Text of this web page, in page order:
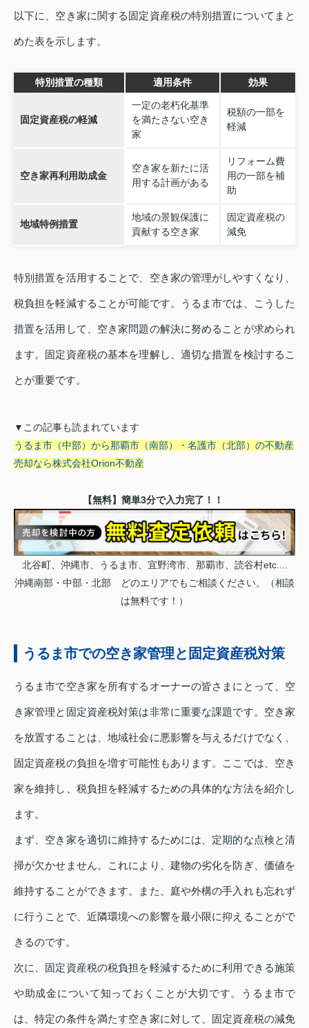
以下に、空き家に関する固定資産税の特別措置についてまと
めた表を示します。
特別措置の種類 適用条件 効果
固定資産税の軽減
一定の老朽化基準
を満たさない空き
家
税額の一部を
軽減
空き家再利用助成金
空き家を新たに活
用する計画がある
リフォーム費
用の一部を補
助
地域特例措置
地域の景観保護に
貢献する空き家
固定資産税の
減免
特別措置を活用することで、空き家の管理がしやすくなり、
税負担を軽減することが可能です。うるま市では、こうした
措置を活用して、空き家問題の解決に努めることが求められ
ます。固定資産税の基本を理解し、適切な措置を検討するこ
とが重要です。
▼この記事も読まれています
うるま市（中部）から那覇市（南部）・名護市（北部）の不動産
売却なら株式会社Orion不動産
【無料】簡単3分で入力完了！！
北谷町、沖縄市、うるま市、宜野湾市、那覇市、読谷村etc....
沖縄南部・中部・北部 どのエリアでもご相談ください。（相談
は無料です！）
うるま市での空き家管理と固定資産税対策
うるま市で空き家を所有するオーナーの皆さまにとって、空
き家管理と固定資産税対策は非常に重要な課題です。空き家
を放置することは、地域社会に悪影響を与えるだけでなく、
固定資産税の負担を増す可能性もあります。ここでは、空き
家を維持し、税負担を軽減するための具体的な方法を紹介し
ます。
まず、空き家を適切に維持するためには、定期的な点検と清
掃が欠かせません。これにより、建物の劣化を防ぎ、価値を
維持することができます。また、庭や外構の手入れも忘れず
に行うことで、近隣環境への影響を最小限に抑えることがで
きるのです。
次に、固定資産税の税負担を軽減するために利用できる施策
や助成金について知っておくことが大切です。うるま市で
は、特定の条件を満たす空き家に対して、固定資産税の減免